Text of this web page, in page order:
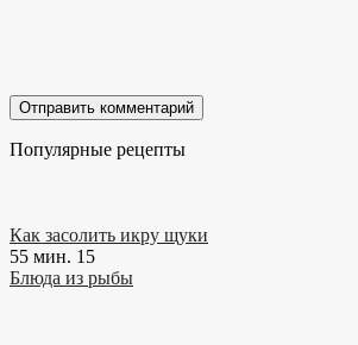
Популярные рецепты
Как засолить икру щуки
55 мин. 15
Блюда из рыбы